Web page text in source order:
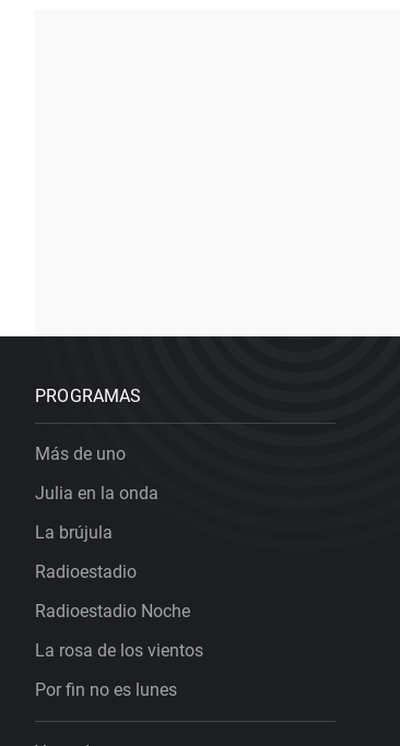
PROGRAMAS
Más de uno
Julia en la onda
La brújula
Radioestadio
Radioestadio Noche
La rosa de los vientos
Por fin no es lunes